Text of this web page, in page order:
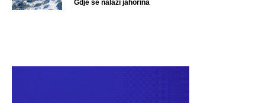
Gdje se nalazi jahorina